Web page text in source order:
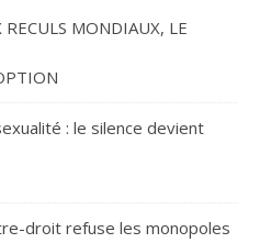
MONDIAUX, LE
: le silence devient
droit refuse les monopoles